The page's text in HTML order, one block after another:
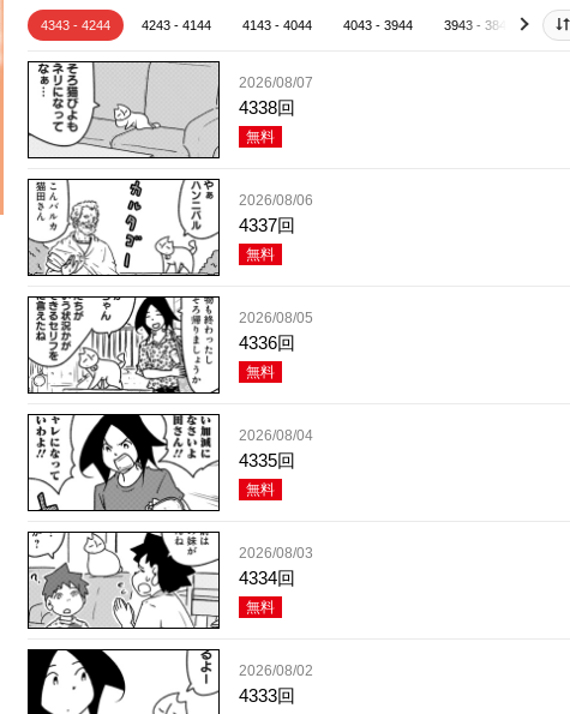
4343 - 4244 4243 - 4144 4143 - 4044 4043 - 3944 3943 - 3844 next
2026/08/07
4338回
無料
2026/08/06
4337回
無料
2026/08/05
4336回
無料
2026/08/04
4335回
無料
2026/08/03
4334回
無料
2026/08/02
4333回